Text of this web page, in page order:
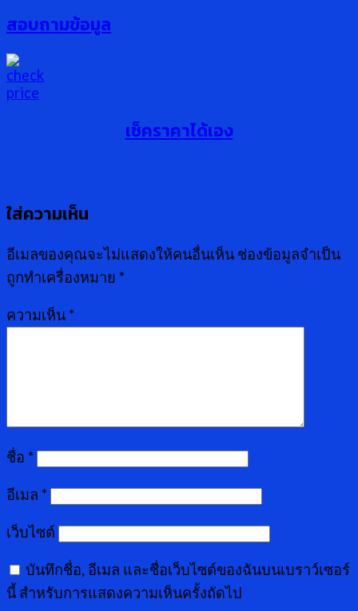
สอบถามข้อมูล
เช็คราคาได้เอง
ใส่ความเห็น
อีเมลของคุณจะไม่แสดงให้คนอื่นเห็น ช่องข้อมูลจำเป็น
ถูกทำเครื่องหมาย *
ความเห็น *
ชื่อ *
อีเมล *
เว็บไซต์
บันทึกชื่อ, อีเมล และชื่อเว็บไซต์ของฉันบนเบราว์เซอร์
นี้ สำหรับการแสดงความเห็นครั้งถัดไป